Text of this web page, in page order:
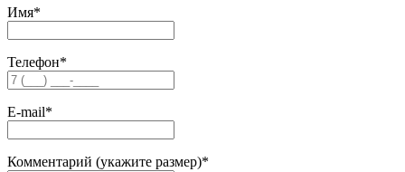
Имя*
Телефон*
E-mail*
Комментарий (укажите размер)*